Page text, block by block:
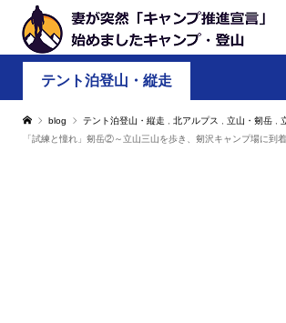
テント泊登山・縦走
blog テント泊登山・縦走 北アルプス 立山・剱岳
「試練と憧れ」剱岳②～立山三山を歩き、剱沢キャンプ場に到着